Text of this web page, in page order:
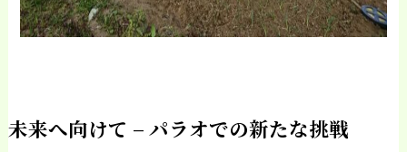
未来へ向けて – パラオでの新たな挑戦